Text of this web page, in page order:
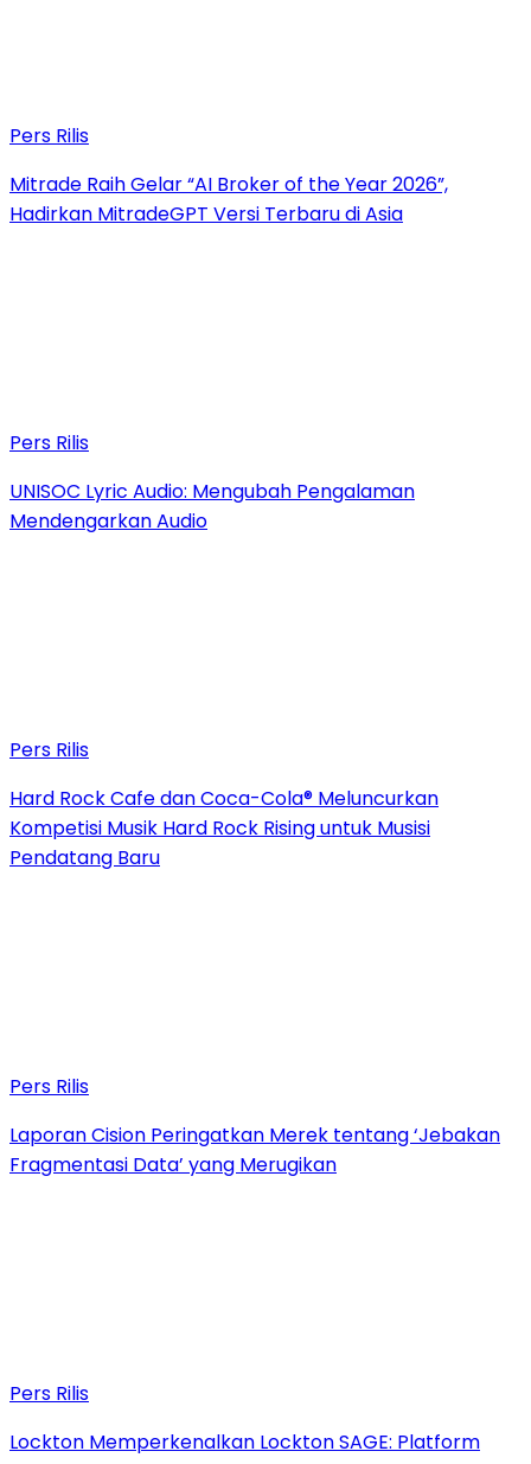
Pers Rilis
Mitrade Raih Gelar “AI Broker of the Year 2026”,
Hadirkan MitradeGPT Versi Terbaru di Asia
Pers Rilis
UNISOC Lyric Audio: Mengubah Pengalaman
Mendengarkan Audio
Pers Rilis
Hard Rock Cafe dan Coca-Cola® Meluncurkan
Kompetisi Musik Hard Rock Rising untuk Musisi
Pendatang Baru
Pers Rilis
Laporan Cision Peringatkan Merek tentang ‘Jebakan
Fragmentasi Data’ yang Merugikan
Pers Rilis
Lockton Memperkenalkan Lockton SAGE: Platform